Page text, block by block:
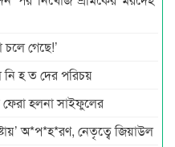
চলে গেছে!’
হ ত দের পরিচয়
ফেরা হলনা সাইফুলের
অ*প*হ*রণ, নেতৃত্বে জিয়াউল